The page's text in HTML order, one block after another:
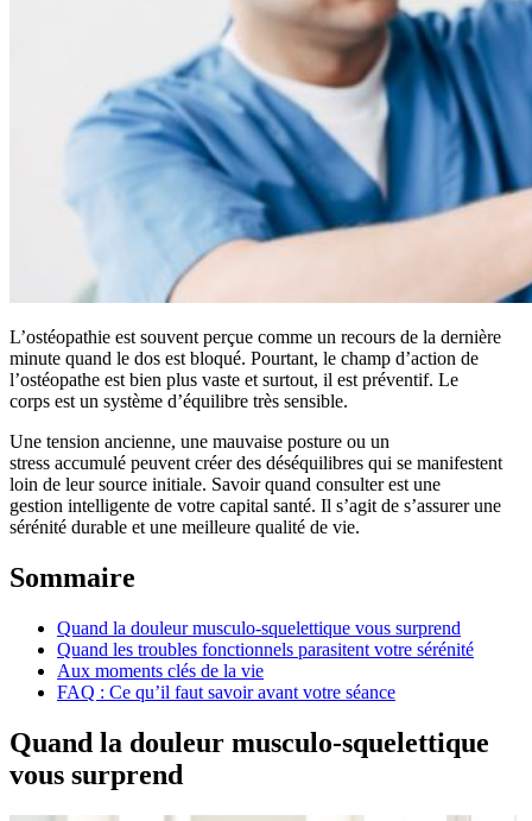
L’ostéopathie est souvent perçue comme un recours de la dernière
minute quand le dos est bloqué. Pourtant, le champ d’action de
l’ostéopathe est bien plus vaste et surtout, il est préventif. Le
corps est un système d’équilibre très sensible.
Une tension ancienne, une mauvaise posture ou un
stress accumulé peuvent créer des déséquilibres qui se manifestent
loin de leur source initiale. Savoir quand consulter est une
gestion intelligente de votre capital santé. Il s’agit de s’assurer une
sérénité durable et une meilleure qualité de vie.
Sommaire
Quand la douleur musculo-squelettique vous surprend
Quand les troubles fonctionnels parasitent votre sérénité
Aux moments clés de la vie
FAQ : Ce qu’il faut savoir avant votre séance
Quand la douleur musculo-squelettique
vous surprend